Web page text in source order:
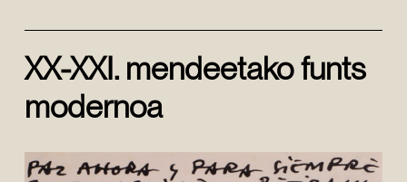
XX-XXI. mendeetako funts
modernoa